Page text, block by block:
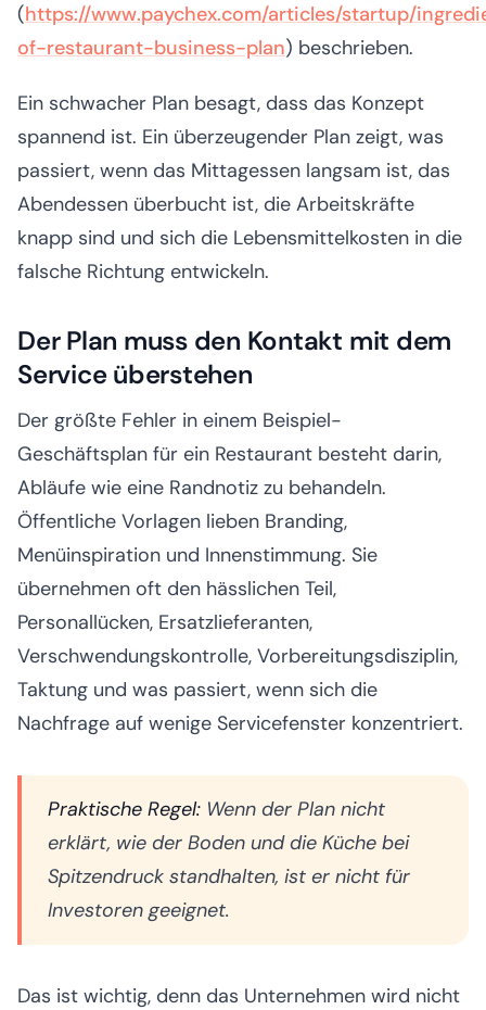
(https://www.paychex.com/articles/startup/
of-restaurant-business-plan) beschrieben.
Ein schwacher Plan besagt, dass das Konzept
spannend ist. Ein überzeugender Plan zeigt, was
passiert, wenn das Mittagessen langsam ist, das
Abendessen überbucht ist, die Arbeitskräfte
knapp sind und sich die Lebensmittelkosten in die
falsche Richtung entwickeln.
Der Plan muss den Kontakt mit dem
Service überstehen
Der größte Fehler in einem Beispiel-
Geschäftsplan für ein Restaurant besteht darin,
Abläufe wie eine Randnotiz zu behandeln.
Öffentliche Vorlagen lieben Branding,
Menüinspiration und Innenstimmung. Sie
übernehmen oft den hässlichen Teil,
Personallücken, Ersatzlieferanten,
Verschwendungskontrolle, Vorbereitungsdisziplin,
Taktung und was passiert, wenn sich die
Nachfrage auf wenige Servicefenster konzentriert.
Praktische Regel: Wenn der Plan nicht
erklärt, wie der Boden und die Küche bei
Spitzendruck standhalten, ist er nicht für
Investoren geeignet.
Das ist wichtig, denn das Unternehmen wird nicht